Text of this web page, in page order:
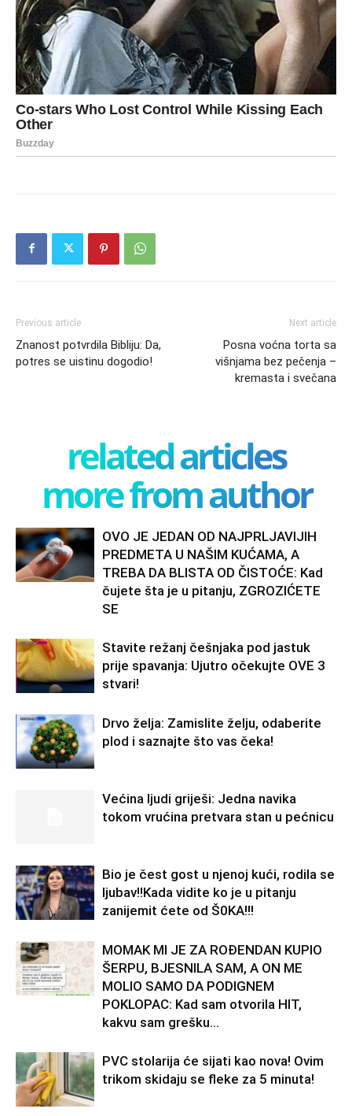
Previous article
Znanost potvrdila Bibliju: Da,
potres se uistinu dogodio!
Next article
Posna voćna torta sa
višnjama bez pečenja –
kremasta i svečana
related articles
more from author
OVO JE JEDAN OD NAJPRLJAVIJIH
PREDMETA U NAŠIM KUĆAMA, A
TREBA DA BLISTA OD ČISTOĆE: Kad
čujete šta je u pitanju, ZGROZIĆETE
SE
Stavite režanj češnjaka pod jastuk
prije spavanja: Ujutro očekujte OVE 3
stvari!
Drvo želja: Zamislite želju, odaberite
plod i saznajte što vas čeka!
Većina ljudi griješi: Jedna navika
tokom vrućina pretvara stan u pećnicu
Bio je čest gost u njenoj kući, rodila se
ljubav!!Kada vidite ko je u pitanju
zanijemit ćete od Š0KA!!!
MOMAK MI JE ZA ROĐENDAN KUPIO
ŠERPU, BJESNILA SAM, A ON ME
MOLIO SAMO DA PODIGNEM
POKLOPAC: Kad sam otvorila HIT,
kakvu sam grešku...
PVC stolarija će sijati kao nova! Ovim
trikom skidaju se fleke za 5 minuta!